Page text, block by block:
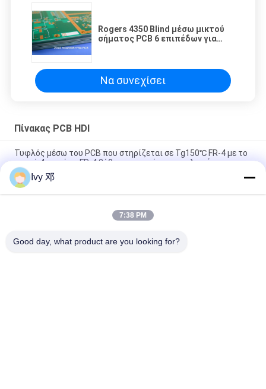
Rogers 4350 Blind μέσω μικτού
σήματος PCB 6 επιπέδων για
Να συνεχίσει
Πίνακας PCB HDI
Τυφλός μέσω του PCB που στηρίζεται σε Tg150℃ FR-4 με το
χρυσό 4-στρώμα FR-4 βύθισης τον πίνακα κυκλωμάτων
Υβριδική PCB 10 στρώσεων 1.7mm HDI πλακέτα RO4350B και
FR4
HDI RF PCB 8 στρώμα RO4350B Rogers 4350 Υλικά 1,6 mm
Ivy 邓
7:38 PM
Good day, what product are you looking for?